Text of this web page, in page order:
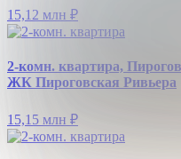
15,12 млн ₽
2-комн. квартира,
ЖК Пироговская Ривьера
15,15 млн ₽